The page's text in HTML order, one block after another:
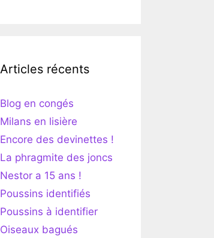
Articles récents
Blog en congés
Milans en lisière
Encore des devinettes !
La phragmite des joncs
Nestor a 15 ans !
Poussins identifiés
Poussins à identifier
Oiseaux bagués